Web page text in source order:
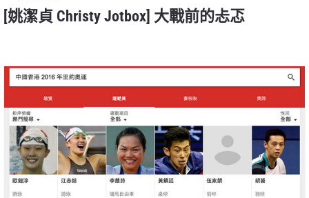
[姚潔貞 Christy Jotbox] 大戰前的忐忑